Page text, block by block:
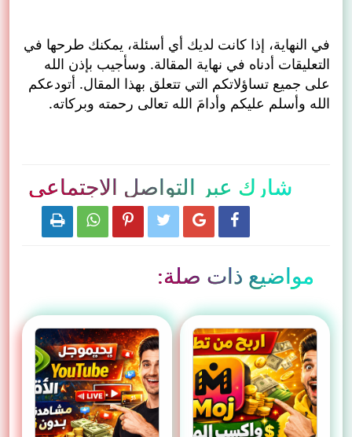
في النهاية، إذا كانت لديك أي أسئلة، يمكنك طرحها في
التعليقات أدناه في نهاية المقالة. وسأجيب بإذن الله
على جميع تساؤلاتكم التي تتعلق بهذا المقال. أتودعكم
الله وأسلم عليكم وأدامَ الله تعالى رحمته وبركاته.
شارك عبر التواصل الاجتماعي






مواضيع ذات صلة: